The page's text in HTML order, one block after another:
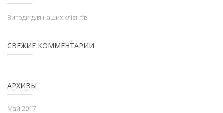
Вигоди для наших клієнтів
СВЕЖИЕ КОММЕНТАРИИ
АРХИВЫ
Май 2017